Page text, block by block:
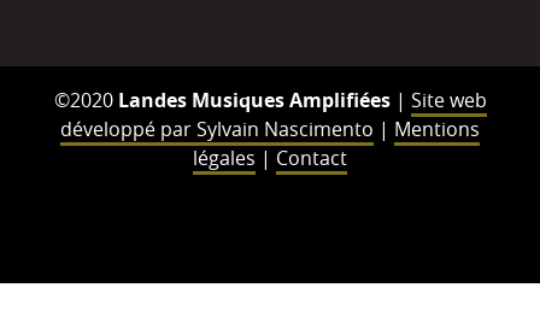
©2020 Landes Musiques Amplifiées| Site web
développé par Sylvain Nascimento | Mentions
légales | Contact